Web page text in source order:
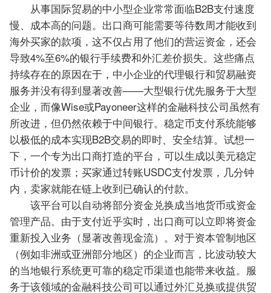
从事国际贸易的中小型企业常常面临B2B支付速度
慢、成本高的问题。出口商可能需要等待数周才能收到
海外买家的款项，这不仅占用了他们的营运资金，还会
导致4%至6%的银行手续费和外汇差价损失。这些痛点
持续存在的原因在于，中小企业的代理银行和贸易融资
服务并没有得到显著改善——大型银行优先服务于大型
企业，而像Wise或Payoneer这样的金融科技公司虽然有
所改进，但仍然依赖于中间银行。稳定币支付系统能够
以极低的成本实现B2B交易的即时、安全结算。试想一
下，一个专为出口商打造的平台，可以生成以美元稳定
币计价的发票；买家通过转账USDC支付发票，几分钟
内，卖家就能在链上收到已确认的付款。
该平台可以自动将部分资金兑换成当地货币或资金
管理产品。由于支付近乎实时，出口商可以立即将资金
重新投入业务（显著改善现金流）。对于资本管制地区
（例如非洲或亚洲部分地区）的企业而言，比波动较大
的当地银行系统更可靠的稳定币渠道也能带来收益。服
务于该领域的金融科技公司可以通过外汇兑换或提供贸